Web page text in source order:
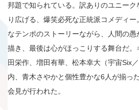
邦題で知られている。訳ありのユニー
り広げる、爆笑必死な正統派コメディ
なテンポのストーリーながら、人間の
描き、最後は心がほっこりする舞台だ
田栄作、増田有華、松本幸大（宇宙Six
内、青木さやかと個性豊かな6人が揃っ
会見が行われた。